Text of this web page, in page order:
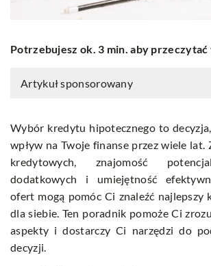
Potrzebujesz ok. 3 min. aby przeczytać
Artykuł sponsorowany
Wybór kredytu hipotecznego to
wpływ na Twoje finanse przez wiele lat.
kredytowych, znajomość
dodatkowych i umiejętność
ofert mogą pomóc Ci znaleźć najlepszy
dla siebie. Ten poradnik pomoże Ci
aspekty i dostarczy Ci narzędzi do
decyzji.